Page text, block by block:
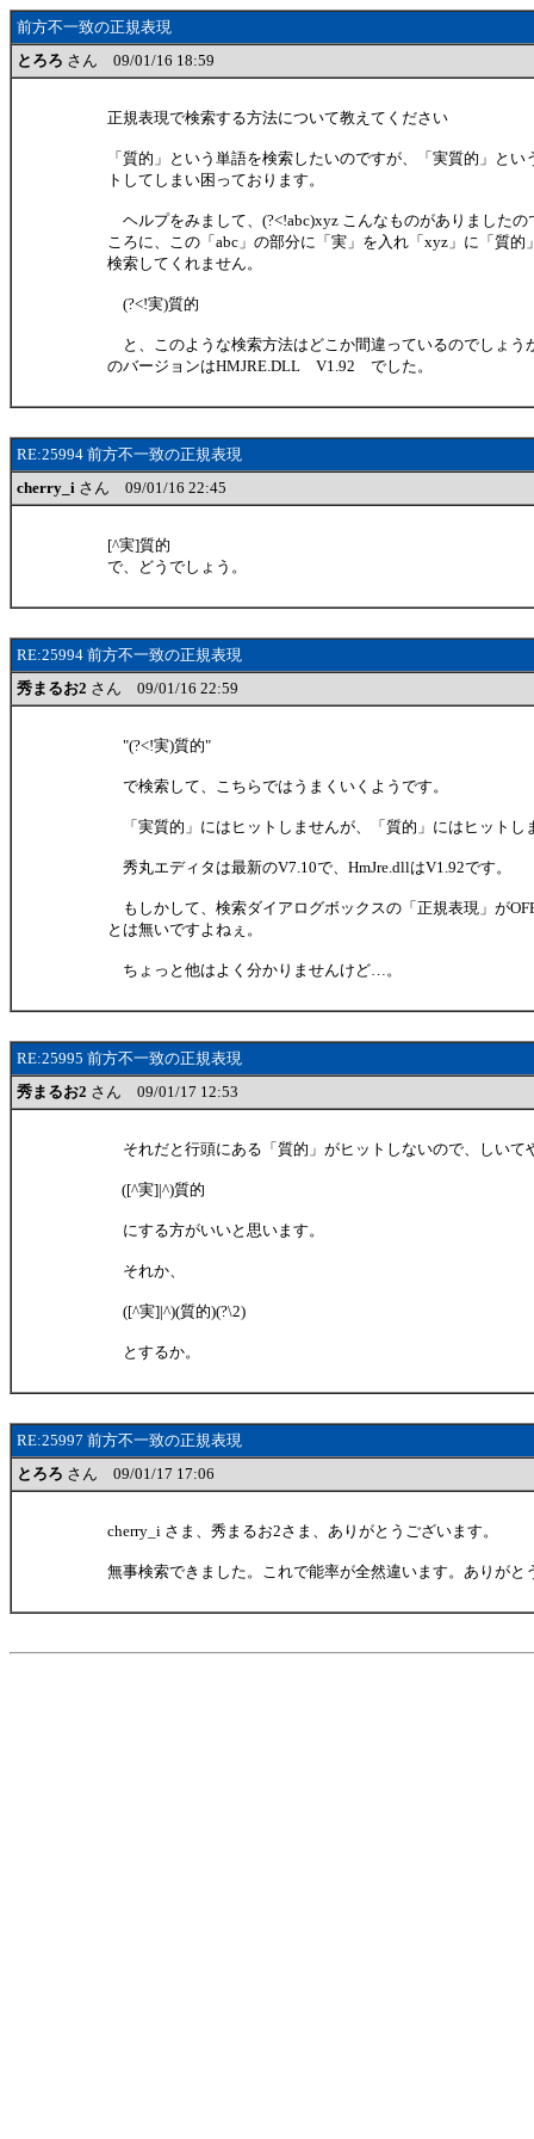
前方不一致の正規表現
とろろ さん 09/01/16 18:59
正規表現で検索する方法について教えてください
「質的」という単語を検索したいのですが、「実質的」と
トしてしまい困っております。
ヘルプをみまして、(?<!abc)xyz こんなものがありましたの
ころに、この「abc」の部分に「実」を入れ「xyz」に「質的
検索してくれません。
(?<!実)質的
と、このような検索方法はどこか間違っているのでしょう
のバージョンはHMJRE.DLL V1.92 でした。
RE:25994 前方不一致の正規表現
cherry_i さん 09/01/16 22:45
[^実]質的
で、どうでしょう。
RE:25994 前方不一致の正規表現
秀まるお2 さん 09/01/16 22:59
"(?<!実)質的"
で検索して、こちらではうまくいくようです。
「実質的」にはヒットしませんが、「質的」にはヒットし
秀丸エディタは最新のV7.10で、HmJre.dllはV1.92です。
もしかして、検索ダイアログボックスの「正規表現」が
とは無いですよねぇ。
ちょっと他はよく分かりませんけど…。
RE:25995 前方不一致の正規表現
秀まるお2 さん 09/01/17 12:53
それだと行頭にある「質的」がヒットしないので、しいて
([^実]|^)質的
にする方がいいと思います。
それか、
([^実]|^)(質的)(?\2)
とするか。
RE:25997 前方不一致の正規表現
とろろ さん 09/01/17 17:06
cherry_i さま、秀まるお2さま、ありがとうございます。
無事検索できました。これで能率が全然違います。ありがと